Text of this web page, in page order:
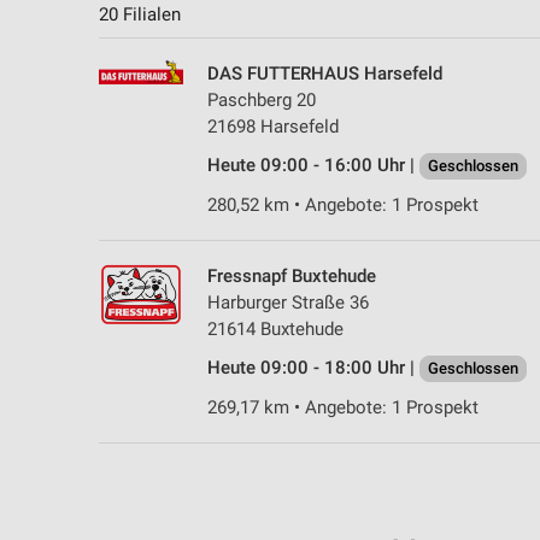
20 Filialen
DAS FUTTERHAUS Harsefeld
Paschberg 20
21698 Harsefeld
Heute 09:00 - 16:00 Uhr |
Geschlossen
280,52 km • Angebote: 1 Prospekt
Fressnapf Buxtehude
Harburger Straße 36
21614 Buxtehude
Heute 09:00 - 18:00 Uhr |
Geschlossen
269,17 km • Angebote: 1 Prospekt